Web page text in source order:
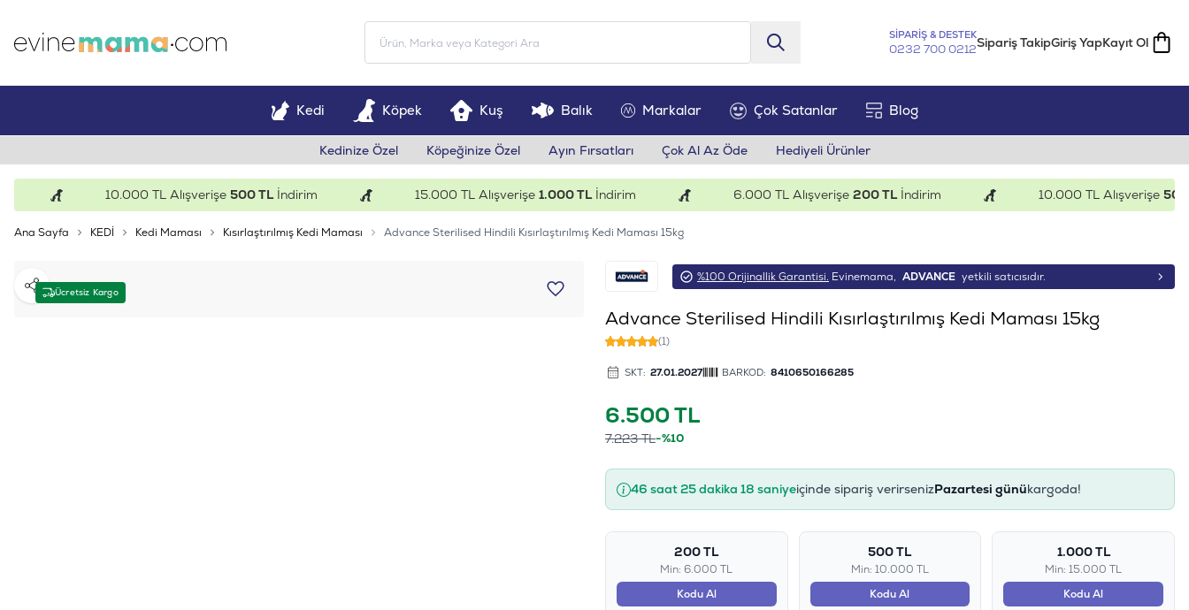
SİPARİŞ & DESTEK
0232 700 0212Sipariş TakipGiriş YapKayıt Ol
Kedi Köpek Kuş Balık Markalar Çok Satanlar Blog
Kedinize Özel Köpeğinize Özel Ayın Fırsatları Çok Al Az Öde Hediyeli Ürünler
10.000 TL Alışverişe500 TLİndirim 15.000 TL Alışverişe1.000 TLİndirim 6.000 TL Alışverişe200 TLİndirim 10.000 TL Alışverişe500 TL
Ana Sayfa KEDİ Kedi Maması Kısırlaştırılmış Kedi Maması Advance Sterilised Hindili Kısırlaştırılmış Kedi Maması 15kg
Ücretsiz Kargo
Paylaş
%100 Orijinallik Garantisi. Evinemama, ADVANCE yetkili satıcısıdır.
Advance Sterilised Hindili Kısırlaştırılmış Kedi Maması 15kg
(1)
SKT: 27.01.2027 BARKOD: 8410650166285
6.500TL
7.223TL-%10
46 saat 25 dakika 18 saniyeiçinde sipariş verirsenizPazartesi günükargoda!
200 TL
Min: 6.000 TL
Kodu Al
500 TL
Min: 10.000 TL
Kodu Al
1.000 TL
Min: 15.000 TL
Kodu Al